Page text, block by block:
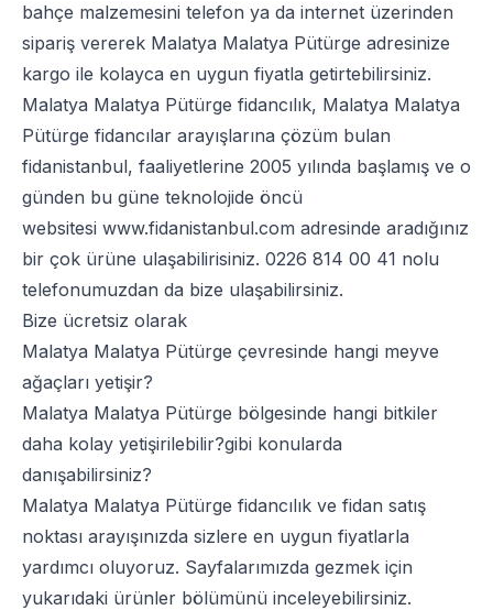
bahçe malzemesini telefon ya da internet üzerinden
sipariş vererek Malatya Malatya Pütürge adresinize
kargo ile kolayca en uygun fiyatla getirtebilirsiniz.
Malatya Malatya Pütürge fidancılık, Malatya Malatya
Pütürge fidancılar arayışlarına çözüm bulan
fidanistanbul, faaliyetlerine 2005 yılında başlamış ve o
günden bu güne teknolojide öncü
websitesi www.fidanistanbul.com adresinde aradığınız
bir çok ürüne ulaşabilirisiniz. 0226 814 00 41 nolu
telefonumuzdan da bize ulaşabilirsiniz.
Bize ücretsiz olarak
Malatya Malatya Pütürge çevresinde hangi meyve
ağaçları yetişir?
Malatya Malatya Pütürge bölgesinde hangi bitkiler
daha kolay yetişirilebilir?gibi konularda
danışabilirsiniz?
Malatya Malatya Pütürge fidancılık ve fidan satış
noktası arayışınızda sizlere en uygun fiyatlarla
yardımcı oluyoruz. Sayfalarımızda gezmek için
yukarıdaki ürünler bölümünü inceleyebilirsiniz.